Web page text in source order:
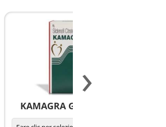
KAMAGRA GOLD pillole
›